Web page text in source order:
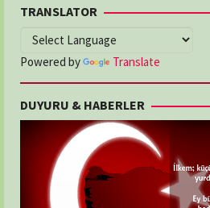
TRANSLATOR
Powered by Translate
DUYURU & HABERLER